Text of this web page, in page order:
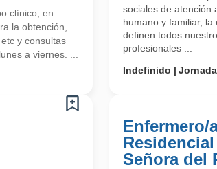
clínico, en
la obtención,
y consultas
a viernes. ...
sociales de atención
humano y familiar,
definen todos
profesionales ...
Indefinido
Enfermero/
Señora del